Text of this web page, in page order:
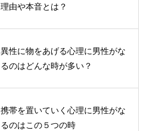
理由や本音とは？
異性に物をあげる心理に男性がな
るのはどんな時が多い？
携帯を置いていく心理に男性がな
るのはこの５つの時